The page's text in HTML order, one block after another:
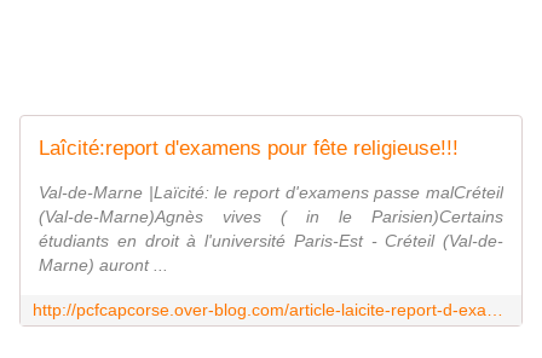
Laîcité:report d'examens pour fête religieuse!!!
Val-de-Marne |Laïcité: le report d'examens passe malCréteil
(Val-de-Marne)Agnès vives ( in le Parisien)Certains
étudiants en droit à l'université Paris-Est - Créteil (Val-de-
Marne) auront ...